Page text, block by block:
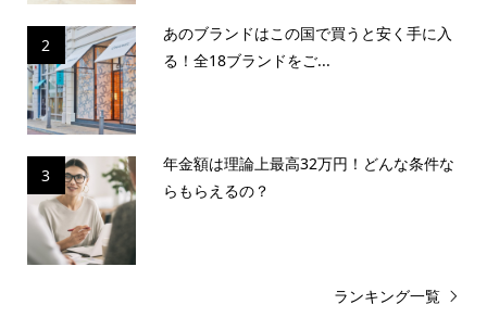
2
あのブランドはこの国で買うと安く手に入
る！全18ブランドをご...
3
年金額は理論上最高32万円！どんな条件な
らもらえるの？
ランキング一覧